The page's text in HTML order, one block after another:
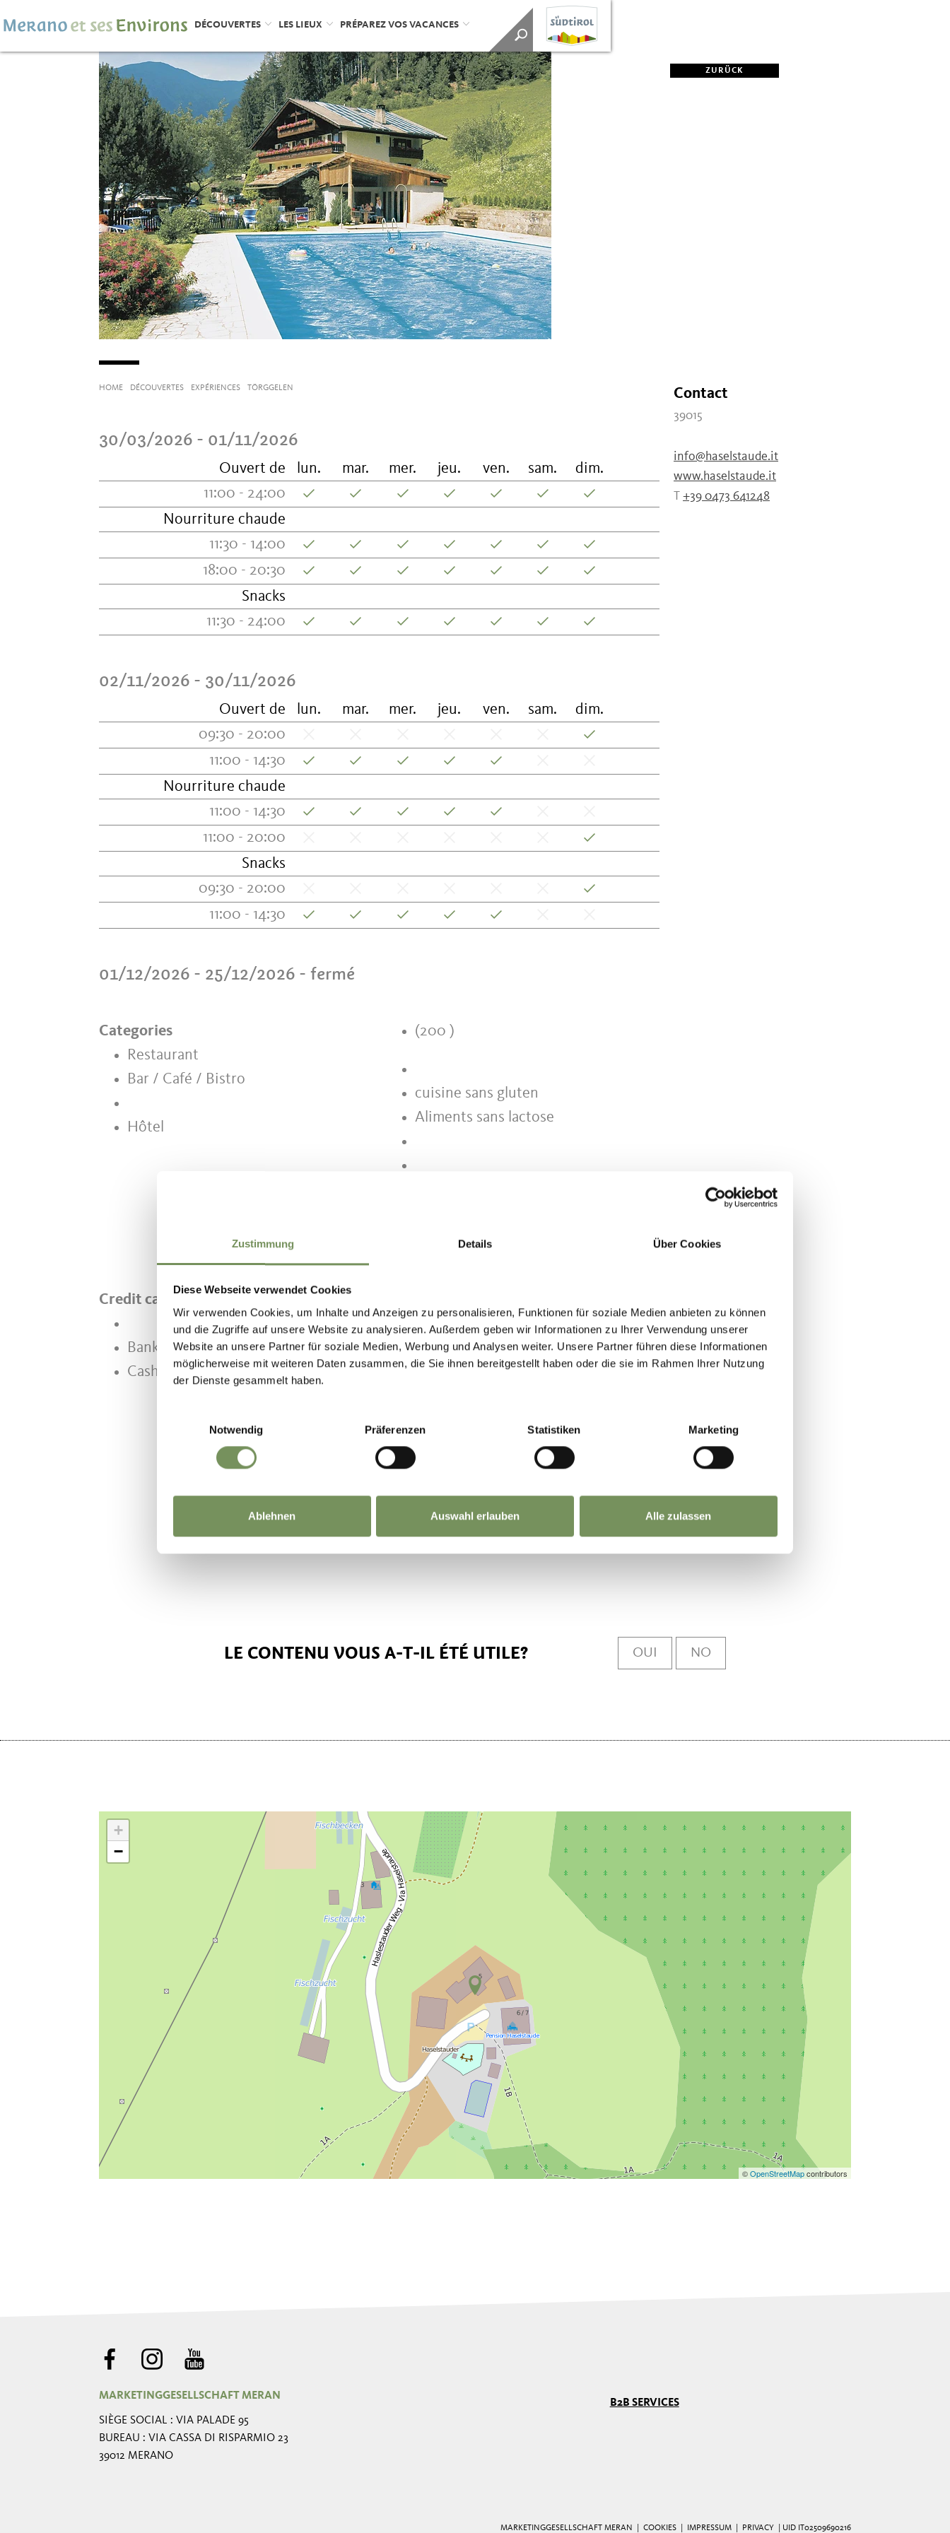
Zustimmung Details Über Cookies
Diese Webseite verwendet Cookies
Wir verwenden Cookies, um Inhalte und Anzeigen zu personalisieren, Funktionen für soziale Medien anbieten zu können
und die Zugriffe auf unsere Website zu analysieren. Außerdem geben wir Informationen zu Ihrer Verwendung unserer
Website an unsere Partner für soziale Medien, Werbung und Analysen weiter. Unsere Partner führen diese Informationen
möglicherweise mit weiteren Daten zusammen, die Sie ihnen bereitgestellt haben oder die sie im Rahmen Ihrer Nutzung
der Dienste gesammelt haben.
Notwendig
Präferenzen Statistiken Marketing
Ablehnen Auswahl erlauben Alle zulassen
DÉCOUVERTES LES LIEUX PRÉPAREZ VOS VACANCES
ZURÜCK
HOME DÉCOUVERTES EXPÉRIENCES TÖRGGELEN
30/03/2026 - 01/11/2026
Ouvert de lun. mar. mer. jeu. ven. sam.
dim.
11:00 - 24:00
Nourriture chaude
11:30 - 14:00
18:00 - 20:30
Snacks
11:30 - 24:00
02/11/2026 - 30/11/2026
Ouvert de lun. mar. mer. jeu. ven. sam.
dim.
09:30 - 20:00
11:00 - 14:30
Nourriture chaude
11:00 - 14:30
11:00 - 20:00
Snacks
09:30 - 20:00
11:00 - 14:30
01/12/2026 - 25/12/2026 - fermé
Categories
Restaurant
Bar / Café / Bistro
Hôtel
(200 )
cuisine sans gluten
Aliments sans lactose
Credit card
Bank card/Maestro
Cash
Beer garden
autocars bienvenus
Take away by appointment
Contact
39015
info@haselstaude.it
www.haselstaude.it
T +39 0473 641248
LE CONTENU VOUS A-T-IL ÉTÉ UTILE? OUI NO
+
−
©OpenStreetMapcontributors
MARKETINGGESELLSCHAFT MERAN
SIÈGE SOCIAL : VIA PALADE 95
BUREAU : VIA CASSA DI RISPARMIO 23
39012 MERANO
B2B SERVICES
MARKETINGGESELLSCHAFT MERAN | COOKIES IMPRESSUM PRIVACY | UID IT02509690216